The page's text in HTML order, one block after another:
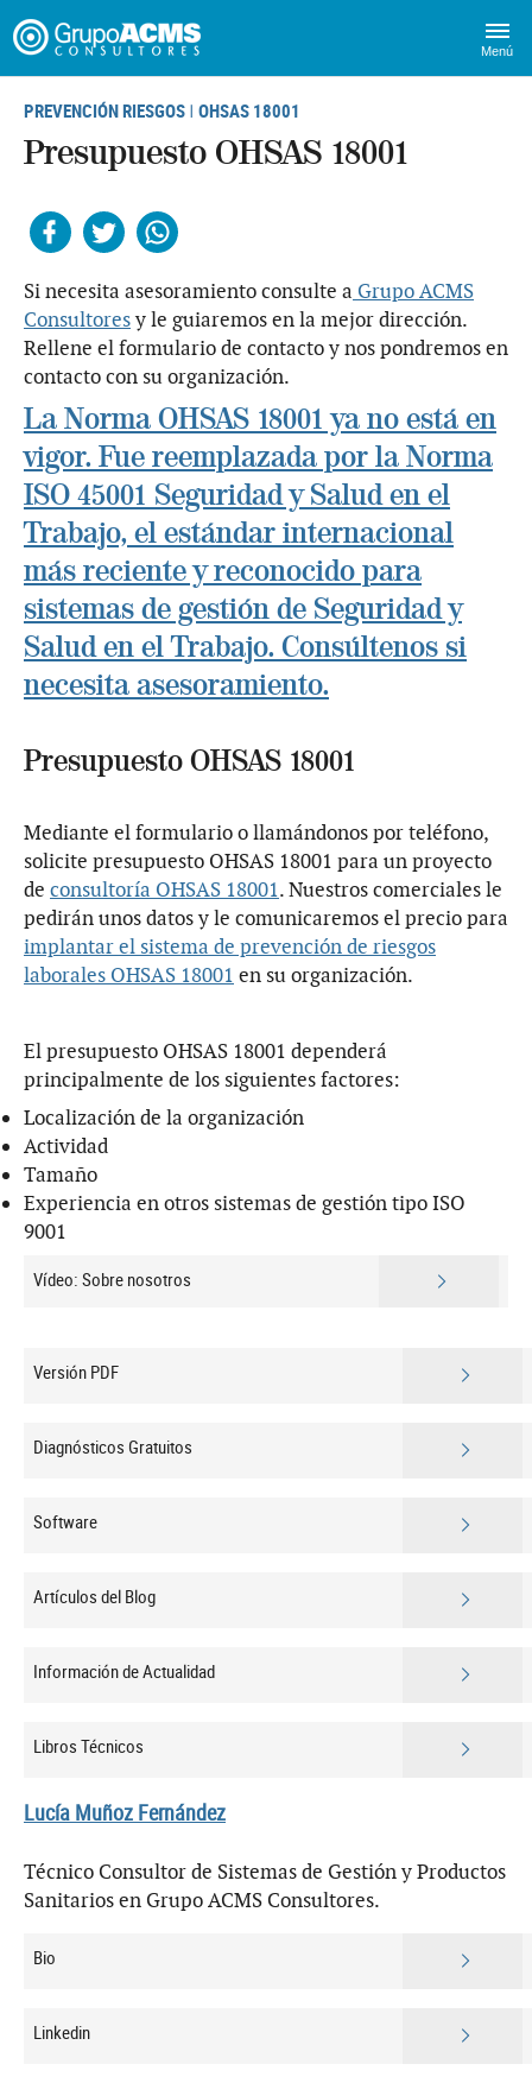
Menú
PREVENCIÓN RIESGOS | OHSAS 18001
Presupuesto OHSAS 18001
Si necesita asesoramiento consulte a Grupo ACMS
Consultoresy le guiaremos en la mejor dirección.
Rellene el formulario de contacto y nos pondremos en
contacto con su organización.
La Norma OHSAS 18001 ya no está en
vigor. Fue reemplazada por la Norma
ISO 45001 Seguridad y Salud en el
Trabajo, el estándar internacional
más reciente y reconocido para
sistemas de gestión de Seguridad y
Salud en el Trabajo. Consúltenos si
necesita asesoramiento.
Presupuesto OHSAS 18001
Mediante el formulario o llamándonos por teléfono,
solicite presupuesto OHSAS 18001 para un proyecto
de consultoría OHSAS 18001. Nuestros comerciales le
pedirán unos datos y le comunicaremos el precio para
implantar el sistema de prevención de riesgos
laborales OHSAS 18001 en su organización.
El presupuesto OHSAS 18001 dependerá
principalmente de los siguientes factores:
Localización de la organización
Actividad
Tamaño
Experiencia en otros sistemas de gestión tipo ISO
9001
Vídeo: Sobre nosotros
Versión PDF
Diagnósticos Gratuitos
Software
Artículos del Blog
Información de Actualidad
Libros Técnicos
Lucía Muñoz Fernández
Técnico Consultor de Sistemas de Gestión y Productos
Sanitarios en Grupo ACMS Consultores.
Bio
Linkedin